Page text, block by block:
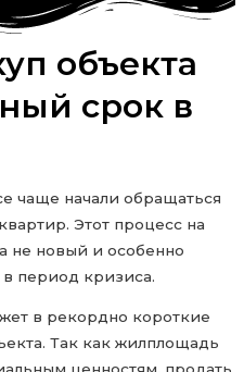
объекта
срок в
чаще начали обращаться
Этот процесс на
не новый и особенно
период кризиса.
в рекордно короткие
Так как жилплощадь